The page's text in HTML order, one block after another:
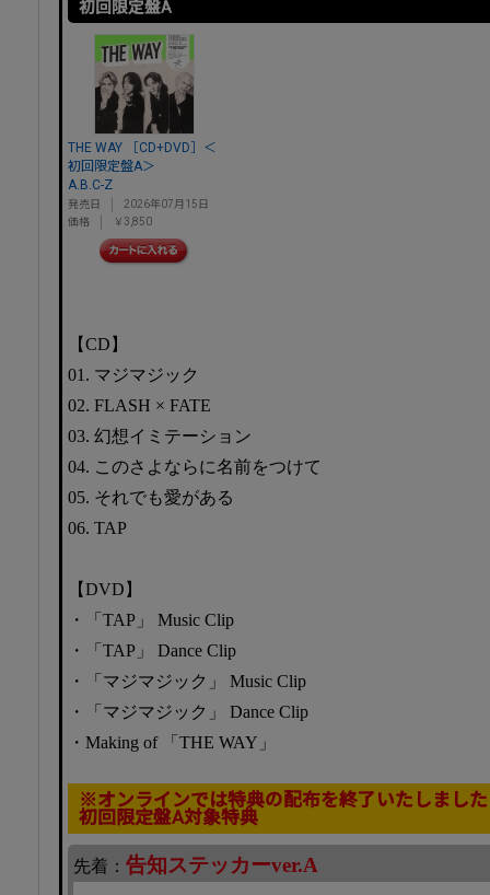
初回限定盤A
THE WAY ［CD+DVD］＜
初回限定盤A＞
A.B.C-Z
発売日
2026年07月15日
価格
￥3,850
【CD】
01. マジマジック
02. FLASH × FATE
03. 幻想イミテーション
04. このさよならに名前をつけて
05. それでも愛がある
06. TAP
【DVD】
・「TAP」 Music Clip
・「TAP」 Dance Clip
・「マジマジック」 Music Clip
・「マジマジック」 Dance Clip
・Making of 「THE WAY」
※オンラインでは特典の配布を終了いたしました
初回限定盤A対象特典
先着： 告知ステッカーver.A